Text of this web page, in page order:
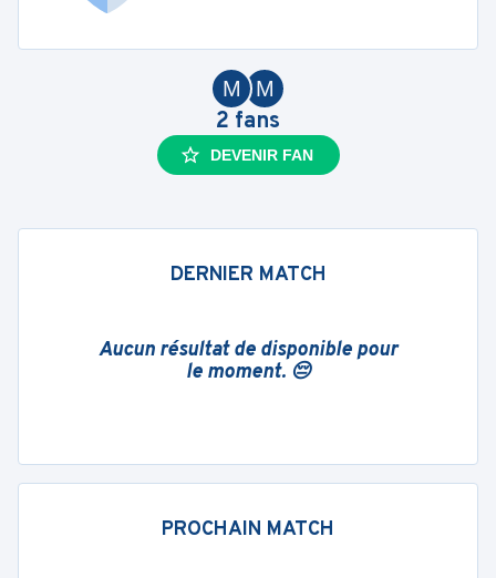
M
M
2 fans
DEVENIR FAN
DERNIER MATCH
Aucun résultat de disponible pour
le moment. 😔
PROCHAIN MATCH